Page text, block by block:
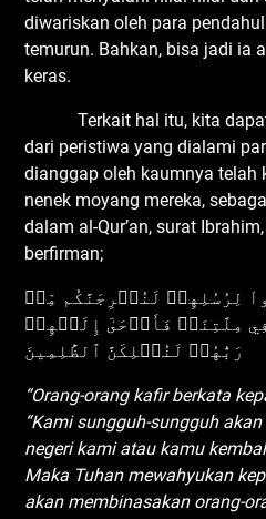
diwariskan oleh para
temurun. Bahkan, bisa jadi ia
keras.
Terkait hal itu, kita dapat
dari peristiwa yang dialami
dianggap oleh kaumnya telah
nenek moyang mereka,
dalam al-Qur’an, surat
berfirman;
لِرُسُلِهِمۡ لَنُخۡرِجَنَّكُم مِّنۡ
مِلَّتِنَاۖ فَأَوۡحَىٰٓ إِلَيۡهِمۡ
“Orang-orang kafir berkata
“Kami sungguh-sungguh
negeri kami atau kamu
Maka Tuhan mewahyukan
akan membinasakan orang-